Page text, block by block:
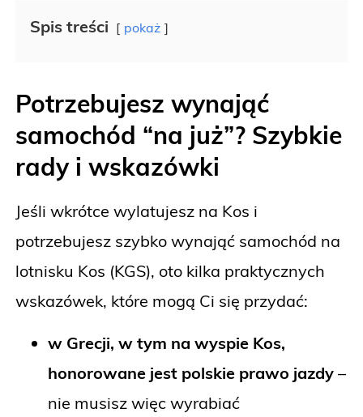
Spis treści pokaż
Potrzebujesz wynająć
samochód “na już”? Szybkie
rady i wskazówki
Jeśli wkrótce wylatujesz na Kos i
potrzebujesz szybko wynająć samochód na
lotnisku Kos (KGS), oto kilka praktycznych
wskazówek, które mogą Ci się przydać:
w Grecji, w tym na wyspie Kos,
honorowane jest polskie prawo jazdy –
nie musisz więc wyrabiać